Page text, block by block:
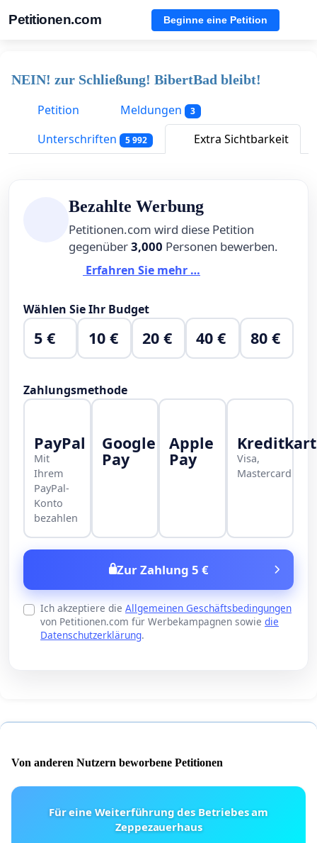
Petitionen.com Beginne eine Petition
NEIN! zur Schließung! BibertBad bleibt!
Petition
Meldungen 3
Unterschriften 5 992 Extra Sichtbarkeit
Bezahlte Werbung
Petitionen.com wird diese Petition
gegenüber3,000 Personen bewerben.
Erfahren Sie mehr …
Wählen Sie Ihr Budget
5 € 10 € 20 € 40 € 80 €
Zahlungsmethode
PayPal
Mit
Ihrem
PayPal-
Konto
bezahlen
Google
Pay
Apple
Pay
Visa,
Mastercard
Zur Zahlung 5 €
Ich akzeptiere die Allgemeinen Geschäftsbedingungen
von Petitionen.com für Werbekampagnen sowie die
Datenschutzerklärung.
Von anderen Nutzern beworbene Petitionen
Für eine Weiterführung des Betriebes am
Zeppezauerhaus